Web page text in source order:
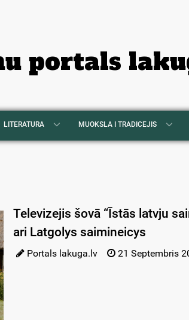
portals
LITERATURA MUOKSLA I TRADICEJIS
Televizejis šovā “Īstās latvju
ari Latgolys saimineicys
Portals lakuga.lv 21 Septembris